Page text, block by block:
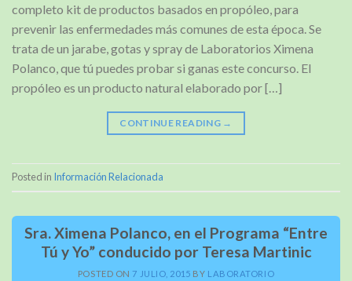
completo kit de productos basados en propóleo, para
prevenir las enfermedades más comunes de esta época. Se
trata de un jarabe, gotas y spray de Laboratorios Ximena
Polanco, que tú puedes probar si ganas este concurso. El
propóleo es un producto natural elaborado por […]
CONTINUE READING →
Posted in Información Relacionada
Sra. Ximena Polanco, en el Programa “Entre
Tú y Yo” conducido por Teresa Martinic
POSTED ON 7 JULIO, 2015 BY LABORATORIO